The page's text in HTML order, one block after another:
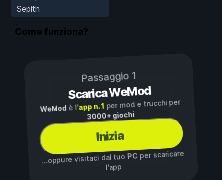
Sepith
Come funziona?
Passaggio 1
Scarica WeMod
WeMod è l'app n. 1per mod e trucchi per
3000+ giochi
Inizia
...oppure visitaci dal tuoPC per scaricare
l'app